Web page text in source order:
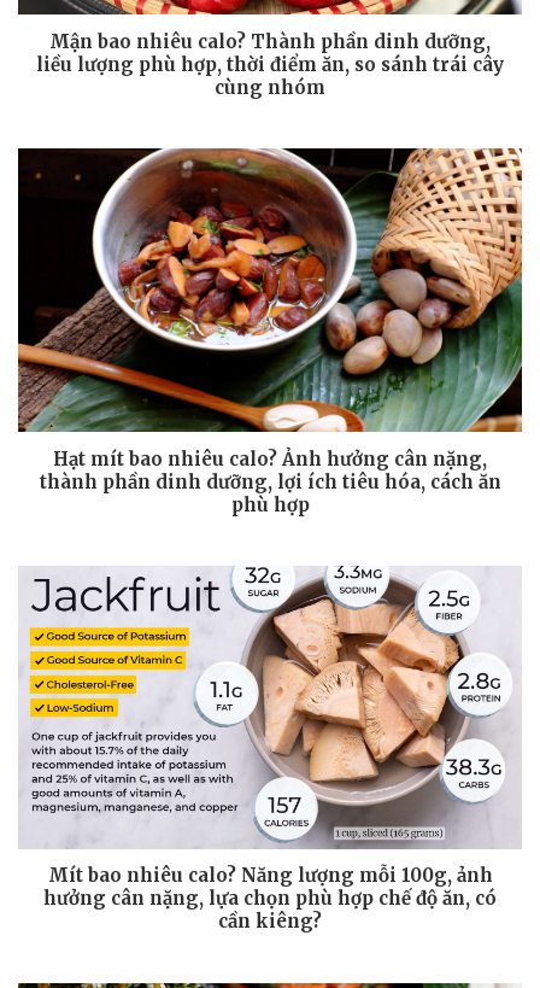
Mận bao nhiêu calo? Thành phần dinh dưỡng,
liều lượng phù hợp, thời điểm ăn, so sánh trái cây
cùng nhóm
Hạt mít bao nhiêu calo? Ảnh hưởng cân nặng,
thành phần dinh dưỡng, lợi ích tiêu hóa, cách ăn
phù hợp
Mít bao nhiêu calo? Năng lượng mỗi 100g, ảnh
hưởng cân nặng, lựa chọn phù hợp chế độ ăn, có
cần kiêng?